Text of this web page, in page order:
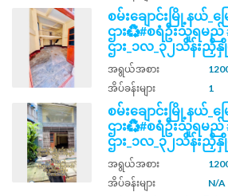
စမ်းချောင်းမြို့နယ်
ဌား♻️#စရံဦးသူရမည်
ဌား_၁လ_၃၂သိန်းညှိနှို
အရွယ်အစား
အိပ်ခန်းများ
1
စမ်းချောင်းမြို့နယ်
ဌား♻️#စရံဦးသူရမည်
ဌား_၁လ_၃၂သိန်းညှိနှို
အရွယ်အစား
အိပ်ခန်းများ
N/A